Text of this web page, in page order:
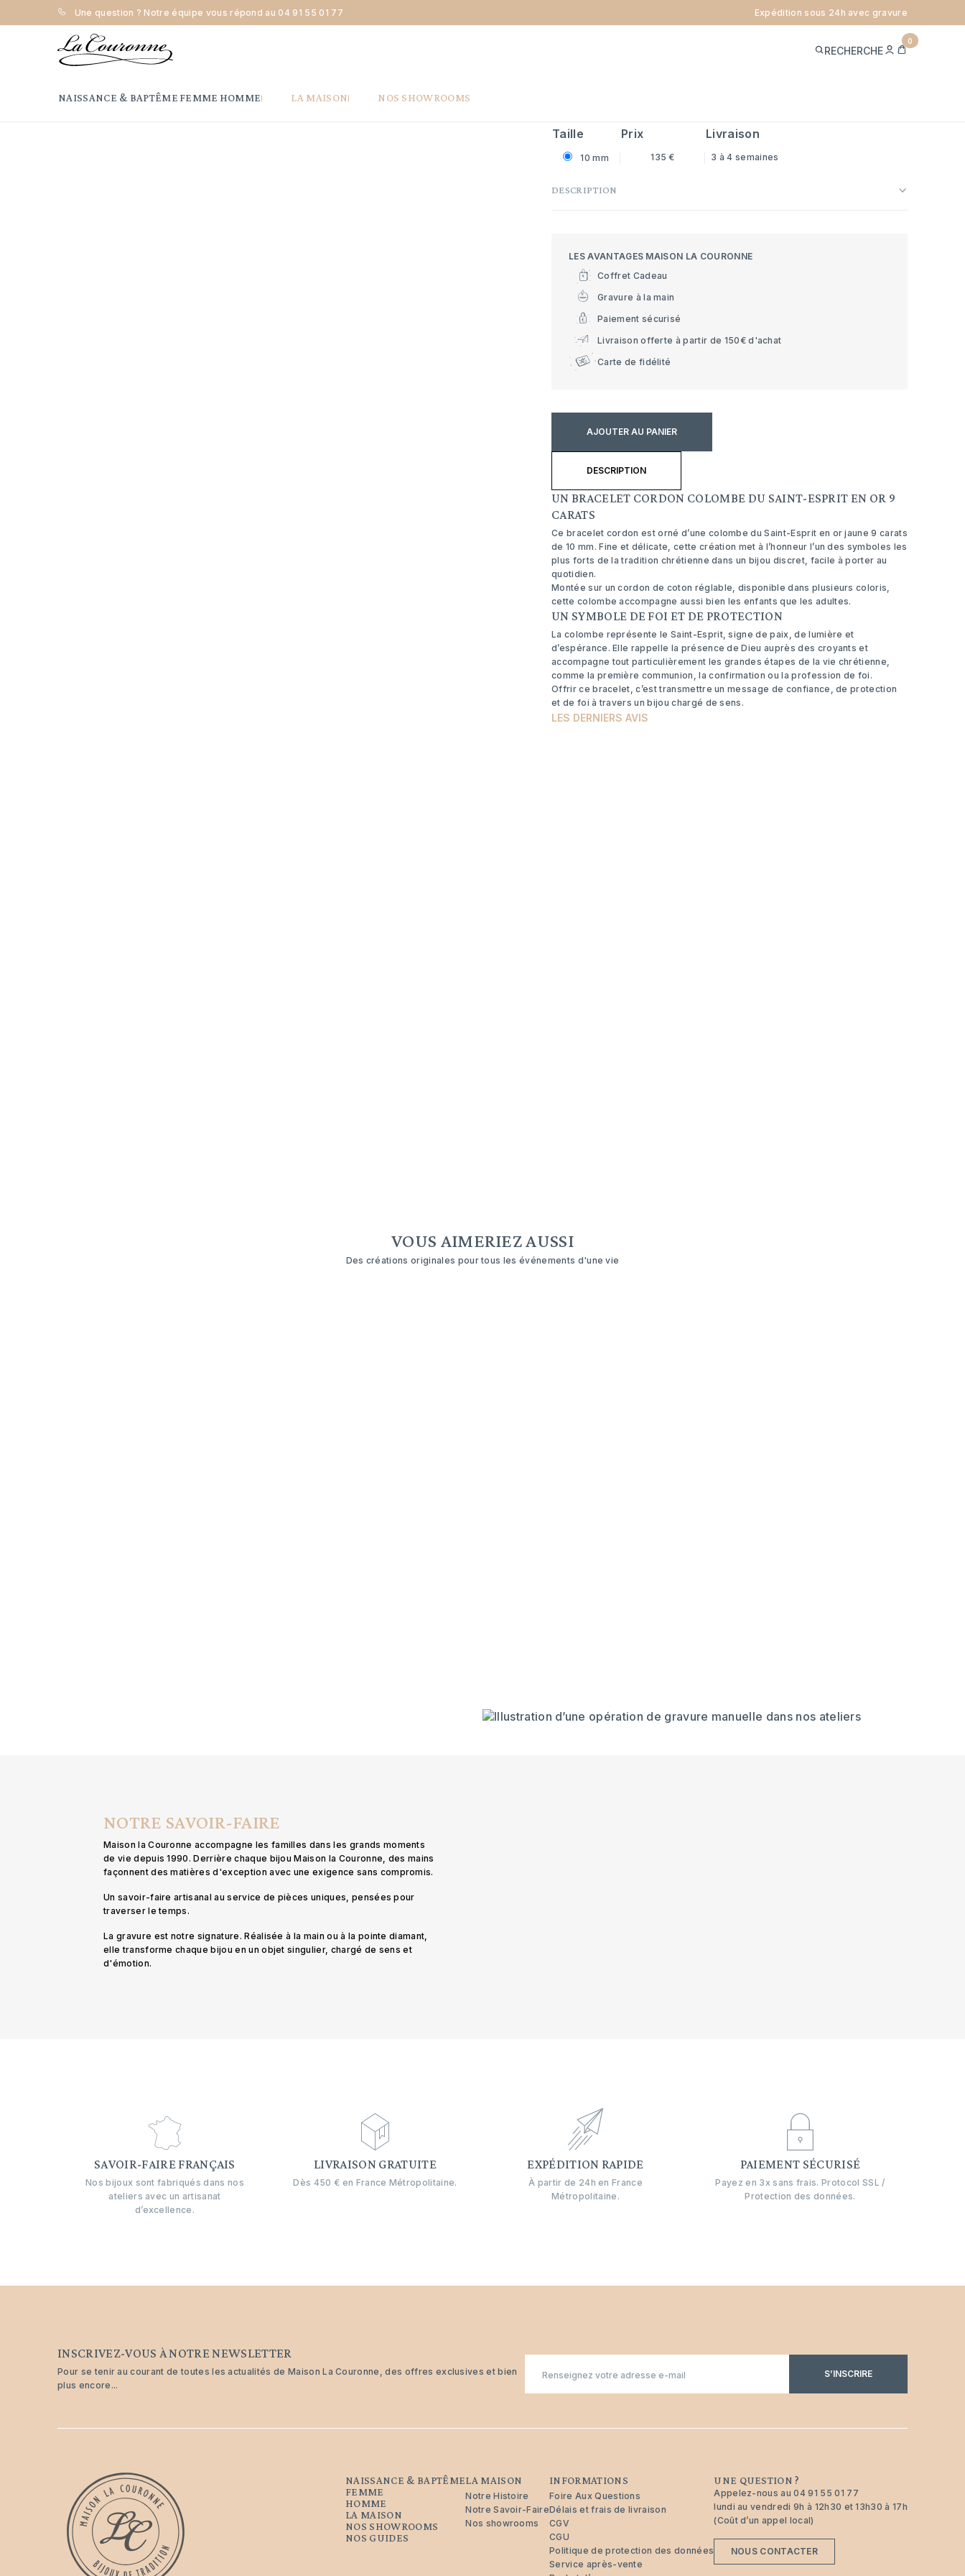
Une question ? Notre équipe vous répond au 04 91 55 01 77 Expédition sous 24h avec gravure
RECHERCHE
MEPANIER
0
NAISSANCE & BAPTÊME FEMME HOMME LA MAISON NOS SHOWROOMS
Accueil Naissance & Baptême Bracelet Bracelet cordon
BRACELET CORDON SAINT ESPRIT - OR
Taille Prix Livraison
10 mm 135 € 3 à 4 semaines
DESCRIPTION
LES AVANTAGES MAISON LA COURONNE
Coffret Cadeau
Gravure à la main
Paiement sécurisé
Livraison offerte à partir de 150€ d'achat
Carte de fidélité
AJOUTER AU PANIER
DESCRIPTION
UN BRACELET CORDON COLOMBE DU SAINT-ESPRIT EN OR 9
CARATS
Ce bracelet cordon est orné d’une colombe du Saint-Esprit en or jaune 9 carats
de 10 mm. Fine et délicate, cette création met à l’honneur l’un des symboles les
plus forts de la tradition chrétienne dans un bijou discret, facile à porter au
quotidien.
Montée sur un cordon de coton réglable, disponible dans plusieurs coloris,
cette colombe accompagne aussi bien les enfants que les adultes.
UN SYMBOLE DE FOI ET DE PROTECTION
La colombe représente le Saint-Esprit, signe de paix, de lumière et
d’espérance. Elle rappelle la présence de Dieu auprès des croyants et
accompagne tout particulièrement les grandes étapes de la vie chrétienne,
comme la première communion, la confirmation ou la profession de foi.
Offrir ce bracelet, c’est transmettre un message de confiance, de protection
et de foi à travers un bijou chargé de sens.
LES DERNIERS AVIS
VOUS AIMERIEZ AUSSI
Des créations originales pour tous les événements d'une vie
NOTRE SAVOIR-FAIRE
Maison la Couronne accompagne les familles dans les grands moments
de vie depuis 1990. Derrière chaque bijou Maison la Couronne, des mains
façonnent des matières d'exception avec une exigence sans compromis.
Un savoir-faire artisanal au service de pièces uniques, pensées pour
traverser le temps.
La gravure est notre signature. Réalisée à la main ou à la pointe diamant,
elle transforme chaque bijou en un objet singulier, chargé de sens et
d'émotion.
SAVOIR-FAIRE FRANÇAIS
Nos bijoux sont fabriqués dans nos
ateliers avec un artisanat
d’excellence.
LIVRAISON GRATUITE
Dès 450 € en France Métropolitaine.
EXPÉDITION RAPIDE
À partir de 24h en France
Métropolitaine.
PAIEMENT SÉCURISÉ
Payez en 3x sans frais. Protocol SSL /
Protection des données.
INSCRIVEZ-VOUS À NOTRE NEWSLETTER
Pour se tenir au courant de toutes les actualités de Maison La Couronne, des offres exclusives et bien
plus encore...
mail
S’INSCRIRE
NAISSANCE & BAPTÊME
FEMME
HOMME
LA MAISON
NOS SHOWROOMS
NOS GUIDES
LA MAISON
Notre Histoire
Notre Savoir-Faire
Nos showrooms
INFORMATIONS
Foire Aux Questions
Délais et frais de livraison
CGV
CGU
Politique de protection des données
Service après-vente
UNE QUESTION ?
Appelez-nous au04 91 55 01 77
lundi au vendredi 9h à 12h30 et 13h30 à 17h
(Coût d’un appel local)
NOUS CONTACTER